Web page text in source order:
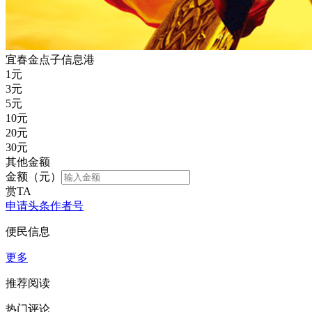
宜春金点子信息港
1 元
3元
5元
10元
20元
30元
其他金额
金额（元）
赏TA
申请头条作者号
便民信息
更多
推荐阅读
热门评论